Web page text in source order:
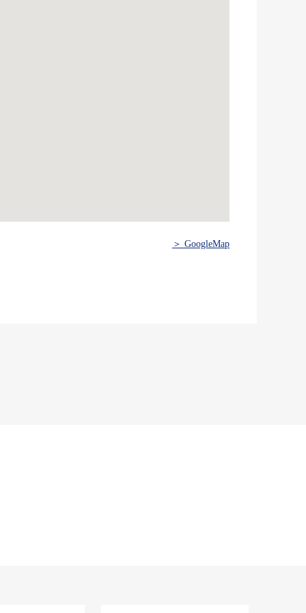
＞ GoogleMap